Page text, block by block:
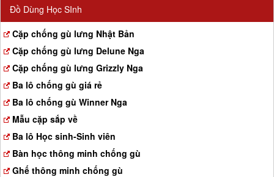
Đồ Dùng Học SInh
Cặp chống gù lưng Nhật Bản
Cặp chống gù lưng Delune Nga
Cặp chống gù lưng Grizzly Nga
Ba lô chống gù giá rẻ
Ba lô chống gù Winner Nga
Mẫu cặp sắp về
Ba lô Học sinh-Sinh viên
Bàn học thông minh chống gù
Ghế thông minh chống gù